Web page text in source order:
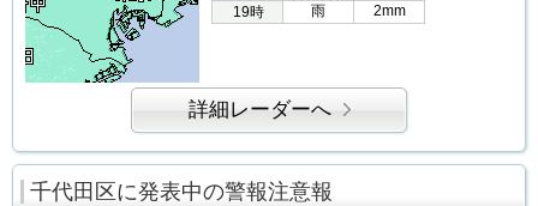
19時
雨 2mm
詳細レーダーへ
千代田区に発表中の警報注意報